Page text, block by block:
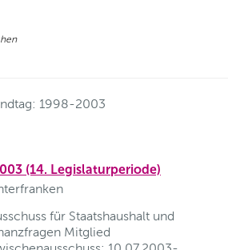
1998-2003
(14. Legislaturperiode)
für Staatshaushalt und
Mitglied